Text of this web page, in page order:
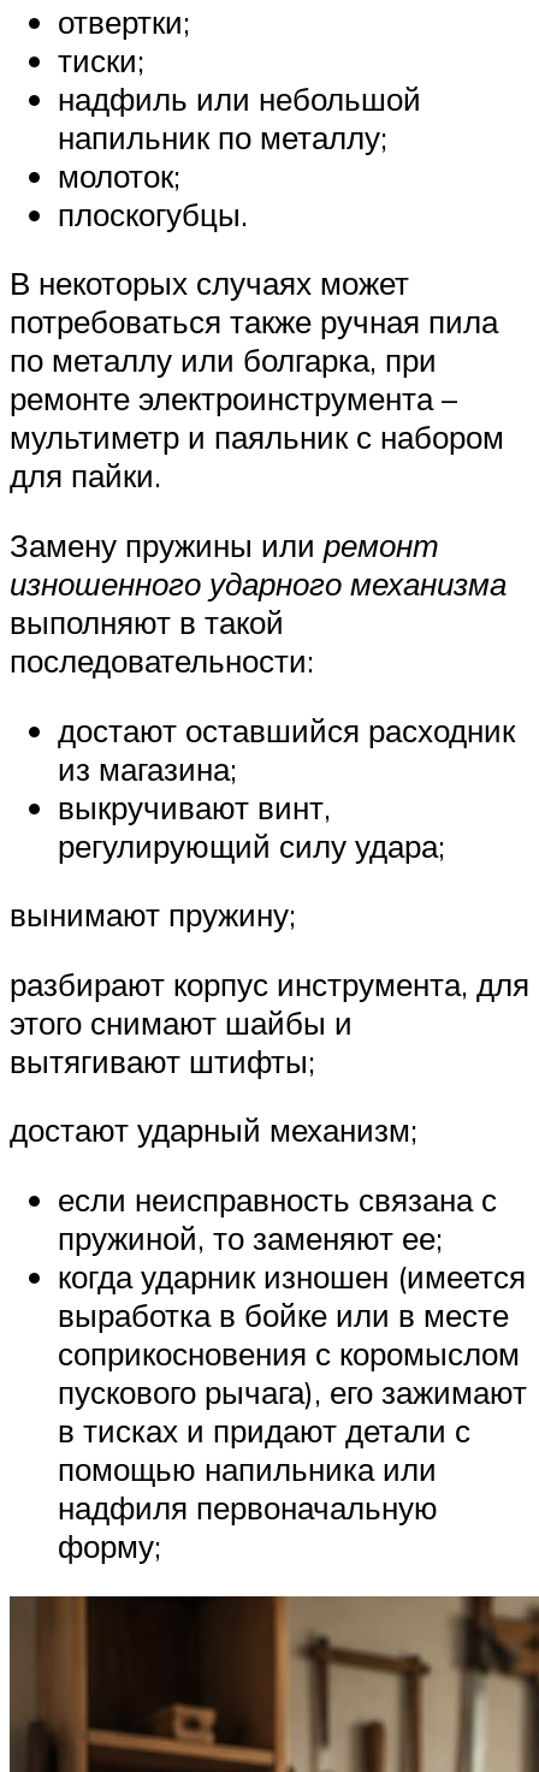
отвертки;
тиски;
надфиль или небольшой
напильник по металлу;
молоток;
плоскогубцы.
В некоторых случаях может
потребоваться также ручная пила
по металлу или болгарка, при
ремонте электроинструмента –
мультиметр и паяльник с набором
для пайки.
Замену пружины или ремонт
изношенного ударного механизма
выполняют в такой
последовательности:
достают оставшийся расходник
из магазина;
выкручивают винт,
регулирующий силу удара;
вынимают пружину;
разбирают корпус инструмента, для
этого снимают шайбы и
вытягивают штифты;
достают ударный механизм;
если неисправность связана с
пружиной, то заменяют ее;
когда ударник изношен (имеется
выработка в бойке или в месте
соприкосновения с коромыслом
пускового рычага), его зажимают
в тисках и придают детали с
помощью напильника или
надфиля первоначальную
форму;